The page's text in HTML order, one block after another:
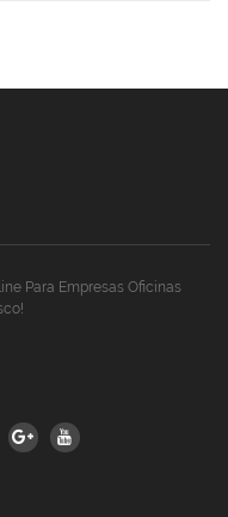
Para Empresas Oficinas